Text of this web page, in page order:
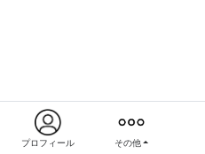
プロフィール その他